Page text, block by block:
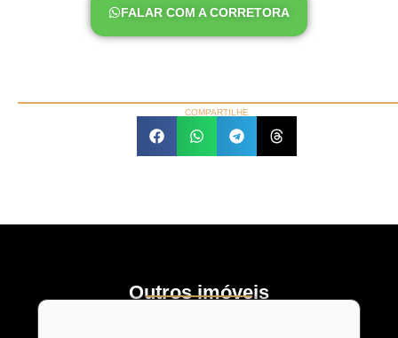
FALAR COM A CORRETORA
COMPARTILHE
Outros imóveis